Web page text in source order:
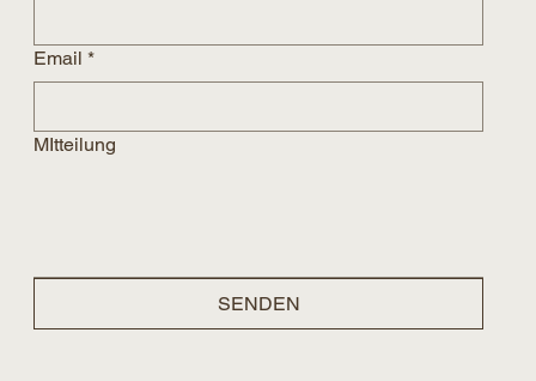
Email *
MItteilung
SENDEN